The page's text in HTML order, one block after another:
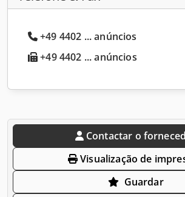
+49 4402 ... anúncios
+49 4402 ... anúncios
Contactar o
Visualização de
Guardar